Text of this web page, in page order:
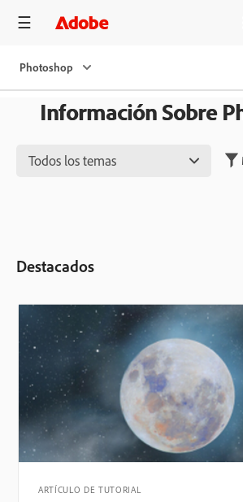
Photoshop
Información Sobre
Todos los temas
Destacados
ARTÍCULO DE TUTORIAL